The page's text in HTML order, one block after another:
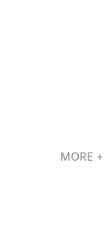
MORE +